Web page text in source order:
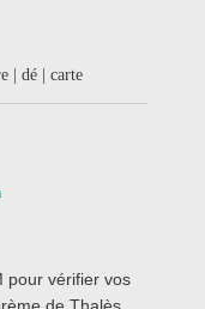
| dé | carte
pour vérifier vos